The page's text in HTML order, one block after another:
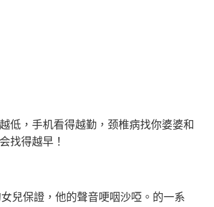
，手机看得越勤，颈椎病找你婆婆和
找得越早！
兒保證，他的聲音哽咽沙啞。的一系